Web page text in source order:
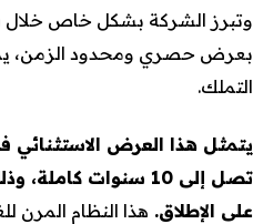
وتبرز الشركة بشكل خاص خلال
بعرض حصري ومحدود الزمن،
التملك.
يتمثل هذا العرض
تصل إلى 10 سنوات
على الإطلاق. هذا النظام المرن